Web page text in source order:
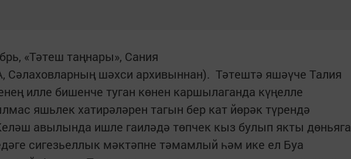
«Тәтеш таңнары», Сания
шәхси архивыннан). Тәтештә яшәүче Талия
илле бишенче туган көнен каршылаганда күңелле
яшьлек хатирәләрен тагын бер кат йөрәк түрендә
авылында ишле гаиләдә төпчек кыз булып якты дөньяга
сигезьеллык мәктәпне тәмамлый һәм ике ел Буа